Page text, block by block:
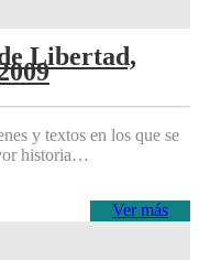
Libertad,
y textos en los que se
historia…
Ver más